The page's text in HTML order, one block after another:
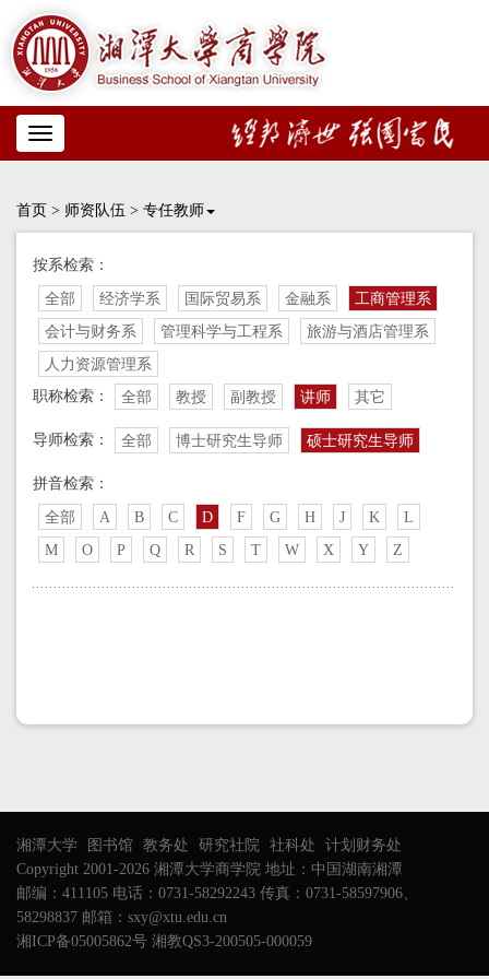
Toggle
navigation
首页 > 师资队伍 > 专任教师
按系检索：
全部 经济学系 国际贸易系 金融系
工商管理系
会计与财务系
管理科学与工程系
旅游与酒店管理系
人力资源管理系
职称检索：
全部 教授 副教授 讲师 其它
导师检索： 全部 博士研究生导师 硕士研究生导师
拼音检索：
全部 A B C D F G H J K
L
M
O P Q R S T W X Y Z
湘潭大学 图书馆 教务处 研究社院 社科处
计划财务处
Copyright 2001-2026 湘潭大学商学院 地址：中国湖南湘潭
邮编：411105 电话：0731-58292243 传真：0731-58597906、
58298837 邮箱：sxy@xtu.edu.cn
湘ICP备05005862号 湘教QS3-200505-000059